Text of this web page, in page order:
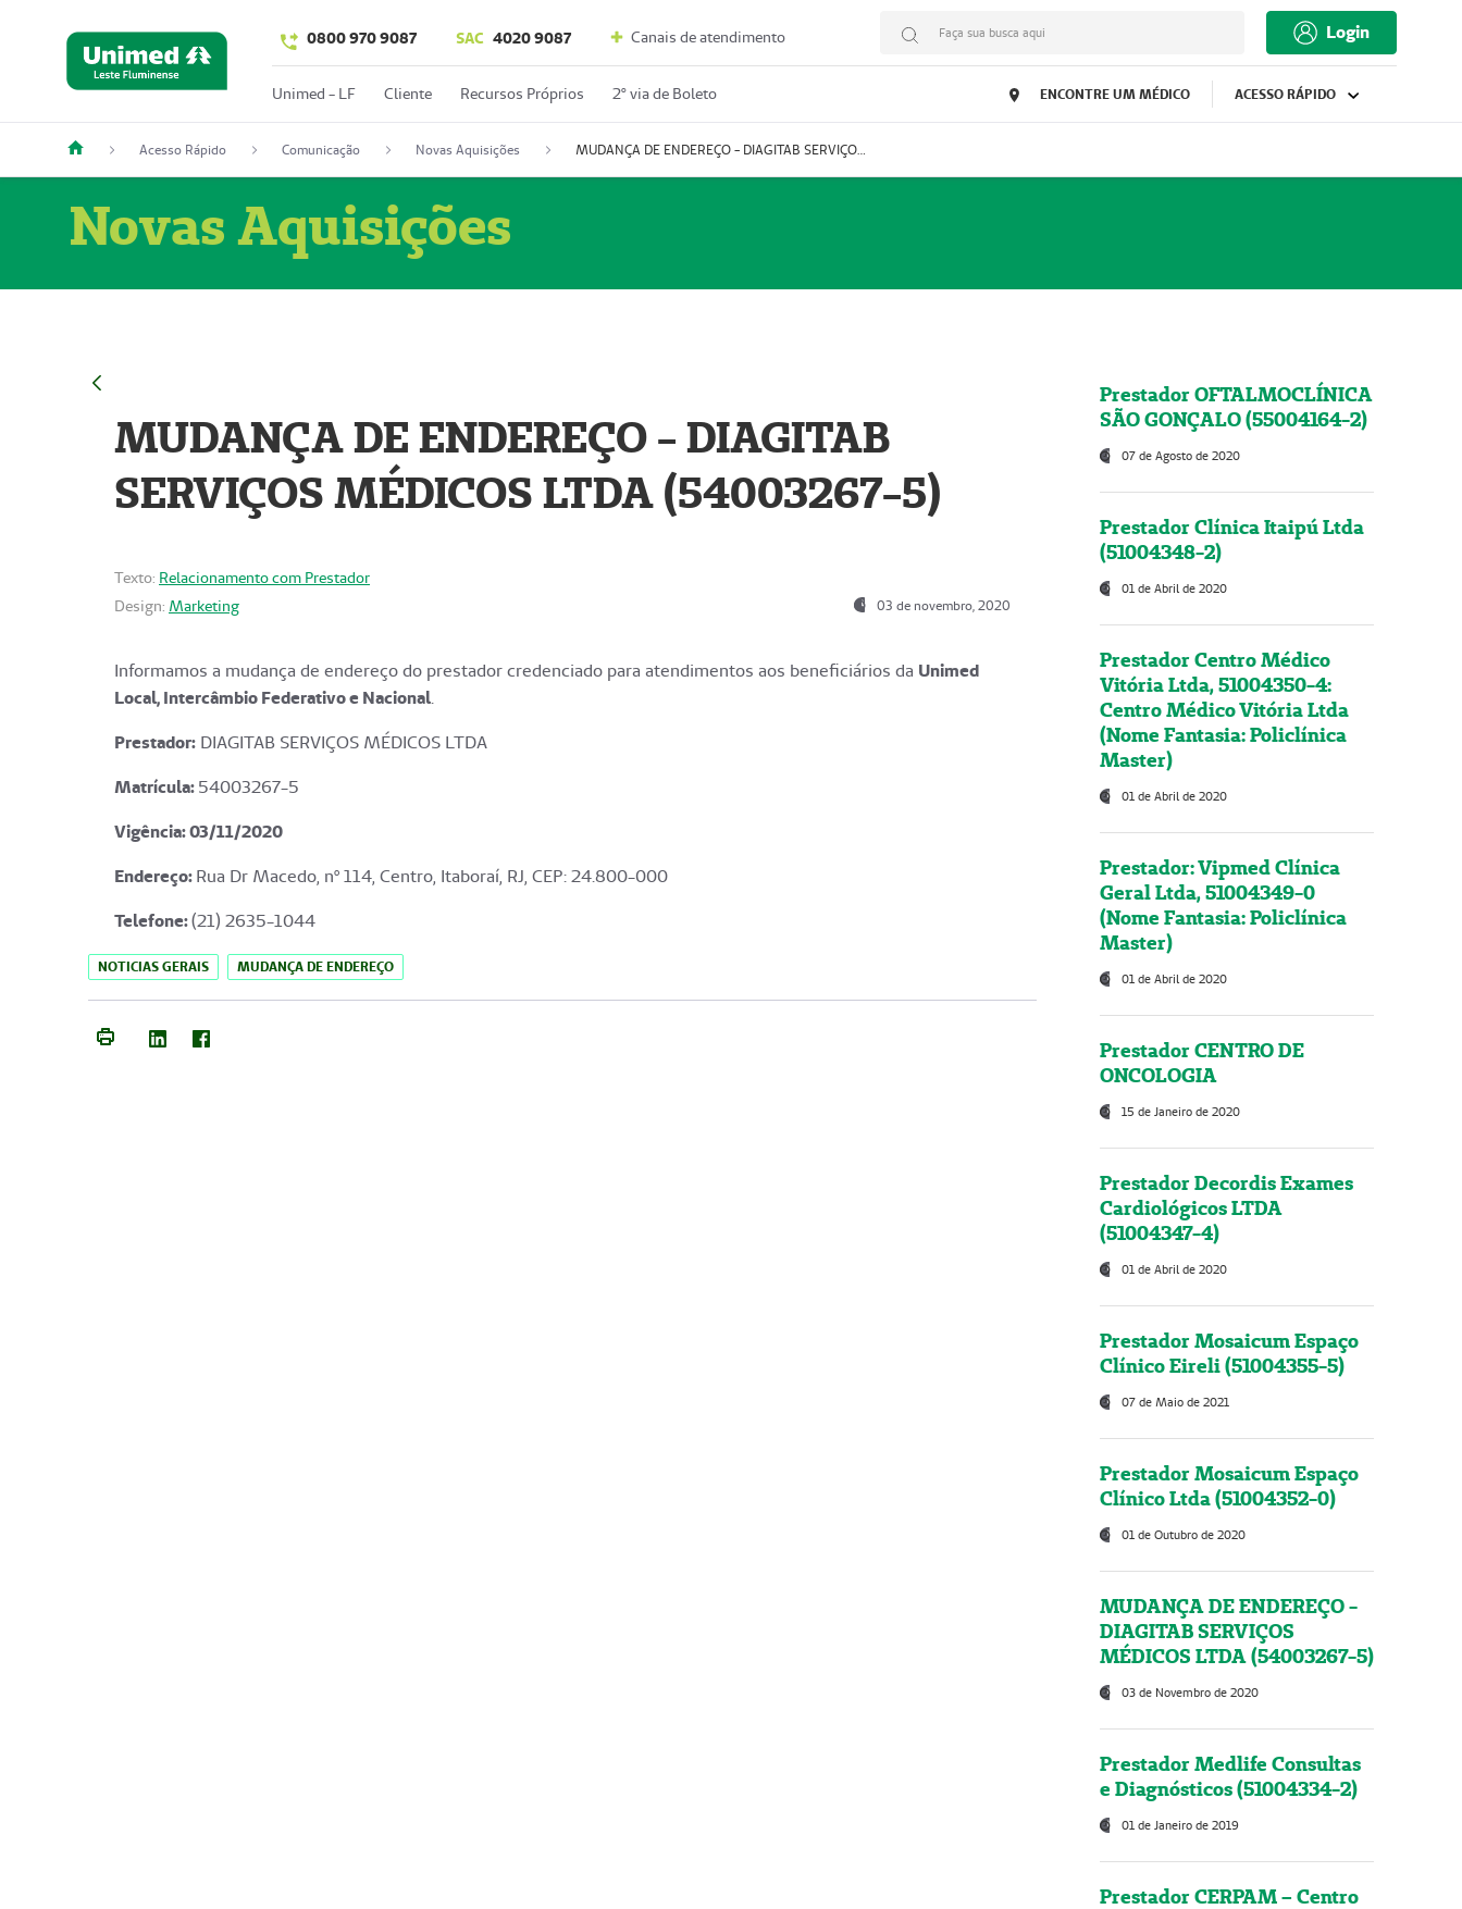
0800 970 9087 SAC 4020 9087 Canais de atendimento Faça sua busca aqui Login
Unimed - LF Cliente Recursos Próprios 2º via de Boleto ENCONTRE UM MÉDICO ACESSO RÁPIDO
Acesso Rápido Comunicação Novas Aquisições MUDANÇA DE ENDEREÇO - DIAGITAB SERVIÇOS MÉDICOS LTDA (54003267-5)
Novas Aquisições
MUDANÇA DE ENDEREÇO - DIAGITAB
SERVIÇOS MÉDICOS LTDA (54003267-5)
Texto: Relacionamento com Prestador
Design: Marketing 03 de novembro, 2020
Informamos a mudança de endereço do prestador credenciado para atendimentos aos beneficiários da Unimed
Local, Intercâmbio Federativo e Nacional.
Prestador: DIAGITAB SERVIÇOS MÉDICOS LTDA
Matrícula:54003267-5
Vigência: 03/11/2020
Endereço:Rua Dr Macedo, nº 114, Centro, Itaboraí, RJ, CEP: 24.800-000
Telefone:(21) 2635-1044
NOTICIAS GERAIS MUDANÇA DE ENDEREÇO
Prestador OFTALMOCLÍNICA
SÃO GONÇALO (55004164-2)
07 de Agosto de 2020
Prestador Clínica Itaipú Ltda
(51004348-2)
01 de Abril de 2020
Prestador Centro Médico
Vitória Ltda, 51004350-4:
Centro Médico Vitória Ltda
(Nome Fantasia: Policlínica
Master)
01 de Abril de 2020
Prestador: Vipmed Clínica
Geral Ltda, 51004349-0
(Nome Fantasia: Policlínica
Master)
01 de Abril de 2020
Prestador CENTRO DE
ONCOLOGIA
15 de Janeiro de 2020
Prestador Decordis Exames
Cardiológicos LTDA
(51004347-4)
01 de Abril de 2020
Prestador Mosaicum Espaço
Clínico Eireli (51004355-5)
07 de Maio de 2021
Prestador Mosaicum Espaço
Clínico Ltda (51004352-0)
01 de Outubro de 2020
MUDANÇA DE ENDEREÇO -
DIAGITAB SERVIÇOS
MÉDICOS LTDA (54003267-5)
03 de Novembro de 2020
Prestador Medlife Consultas
e Diagnósticos (51004334-2)
01 de Janeiro de 2019
Prestador CERPAM – Centro